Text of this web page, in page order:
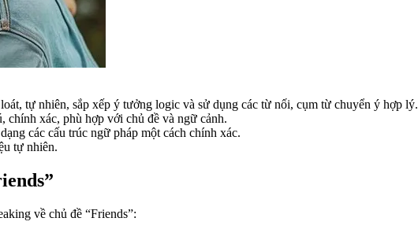
tự nhiên, sắp xếp ý tưởng logic và sử dụng các từ nối, cụm từ chuyển ý hợp lý.
chính xác, phù hợp với chủ đề và ngữ cảnh.
các cấu trúc ngữ pháp một cách chính xác.
tự nhiên.
về chủ đề “Friends”: